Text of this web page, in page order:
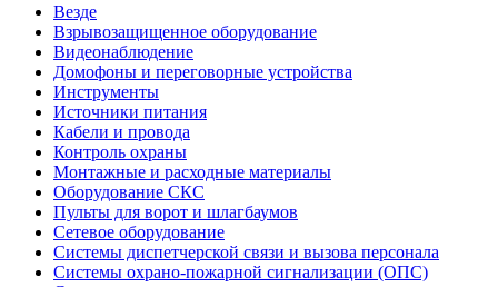
Везде
Взрывозащищенное оборудование
Видеонаблюдение
Домофоны и переговорные устройства
Инструменты
Источники питания
Кабели и провода
Контроль охраны
Монтажные и расходные материалы
Оборудование СКС
Пульты для ворот и шлагбаумов
Сетевое оборудование
Системы диспетчерской связи и вызова персонала
Системы охрано-пожарной сигнализации (ОПС)